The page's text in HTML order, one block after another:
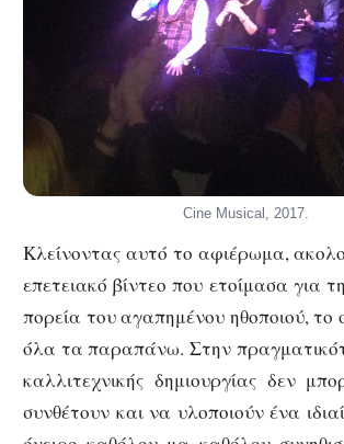
Cine Musical, 2017.
Κλείνοντας αυτό το αφιέρωμα,
επετειακό βίντεο που ετοίμασα για
πορεία του αγαπημένου ηθοποιού, το
όλα τα παραπάνω. Στην
καλλιτεχνικής δημιουργίας δεν
συνθέτουν και να υλοποιούν ένα